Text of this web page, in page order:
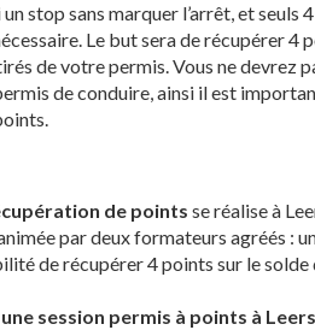
stop sans marquer l’arrêt, et
Le but sera de récupérer 4
de votre permis. Vous ne devrez
de conduire, ainsi il est
de points se réalise à
par deux formateurs agréés :
de récupérer 4 points sur le
une session permis à points à